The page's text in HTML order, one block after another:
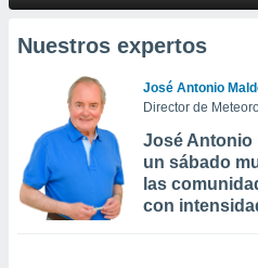
Nuestros expertos
José Antonio
Director de
José Antonio
un sábado
las
con